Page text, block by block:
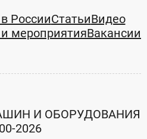
РоссииСтатьиВидео
мероприятияВакансии
И ОБОРУДОВАНИЯ
2026